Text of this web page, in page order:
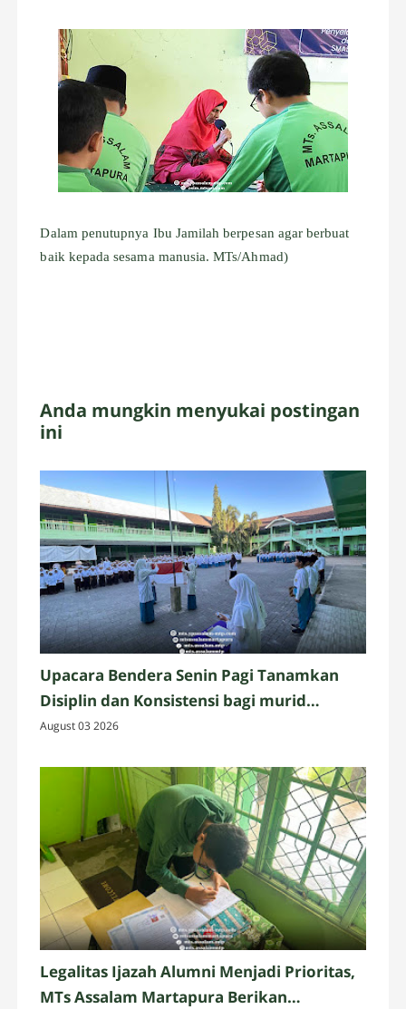
Dalam penutupnya Ibu Jamilah berpesan agar berbuat
baik kepada sesama manusia. MTs/Ahmad)
Anda mungkin menyukai postingan
ini
Upacara Bendera Senin Pagi Tanamkan
Disiplin dan Konsistensi bagi murid
Assalam Martapura
August 03 2026
Legalitas Ijazah Alumni Menjadi Prioritas,
MTs Assalam Martapura Berikan